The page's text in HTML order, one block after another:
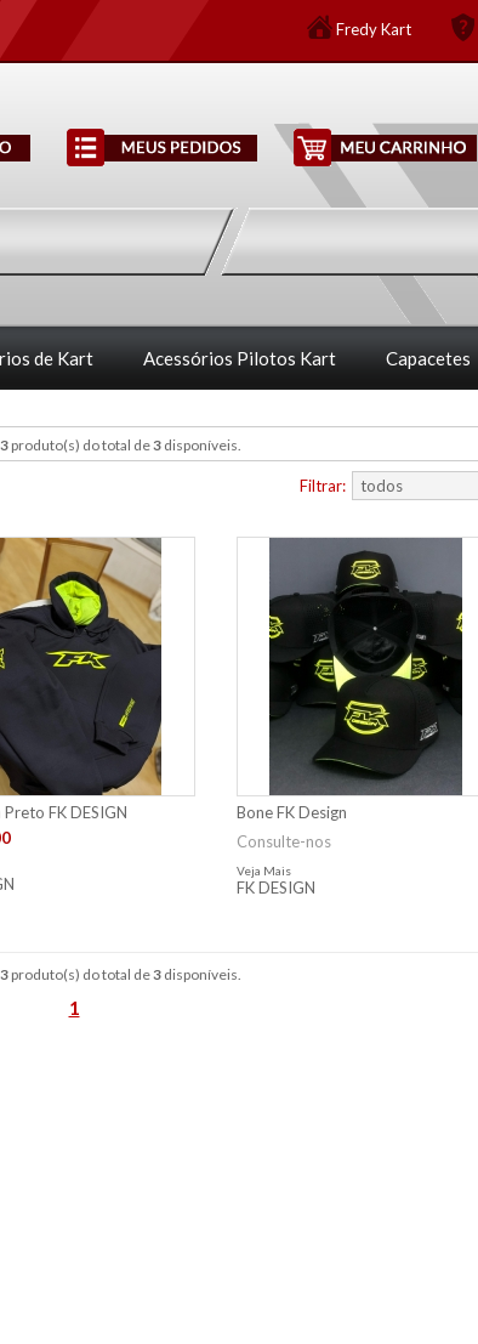
Fredy Kart
de Kart Acessórios Pilotos Kart Capacetes
3 produto(s) do total de3 disponíveis.
Filtrar:
FK DESIGN
Bone FK Design
Consulte-nos
Veja Mais
FK DESIGN
3 produto(s) do total de3 disponíveis.
1